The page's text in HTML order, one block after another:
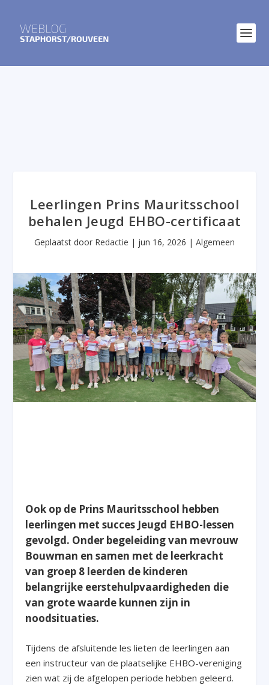
Leerlingen Prins Mauritsschool
behalen Jeugd EHBO-certificaat
Geplaatst door Redactie | jun 16, 2026 | Algemeen
Ook op de Prins Mauritsschool hebben
leerlingen met succes Jeugd EHBO-lessen
gevolgd. Onder begeleiding van mevrouw
Bouwman en samen met de leerkracht
van groep 8 leerden de kinderen
belangrijke eerstehulpvaardigheden die
van grote waarde kunnen zijn in
noodsituaties.
Tijdens de afsluitende les lieten de leerlingen aan
een instructeur van de plaatselijke EHBO-vereniging
zien wat zij de afgelopen periode hebben geleerd.